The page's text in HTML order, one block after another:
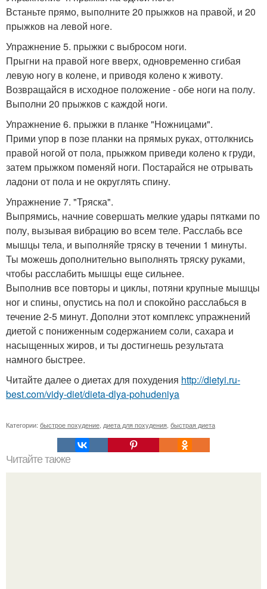
Встаньте прямо, выполните 20 прыжков на правой, и 20
прыжков на левой ноге.
Упражнение 5. прыжки с выбросом ноги.
Прыгни на правой ноге вверх, одновременно сгибая
левую ногу в колене, и приводя колено к животу.
Возвращайся в исходное положение - обе ноги на полу.
Выполни 20 прыжков с каждой ноги.
Упражнение 6. прыжки в планке "Ножницами".
Прими упор в позе планки на прямых руках, оттолкнись
правой ногой от пола, прыжком приведи колено к груди,
затем прыжком поменяй ноги. Постарайся не отрывать
ладони от пола и не округлять спину.
Упражнение 7. "Тряска".
Выпрямись, начние совершать мелкие удары пятками по
полу, вызывая вибрацию во всем теле. Расслабь все
мышцы тела, и выполняйе тряску в течении 1 минуты.
Ты можешь дополнительно выполнять тряску руками,
чтобы расслабить мышцы еще сильнее.
Выполнив все повторы и циклы, потяни крупные мышцы
ног и спины, опустись на пол и спокойно расслабься в
течение 2-5 минут. Дополни этот комплекс упражнений
диетой с пониженным содержанием соли, сахара и
насыщенных жиров, и ты достигнешь результата
намного быстрее.
Читайте далее о диетах для похудения http://dietyi.ru-
best.com/vidy-diet/dieta-dlya-pohudeniya
Категории: быстрое похудение, диета для похудения, быстрая диета
Читайте также